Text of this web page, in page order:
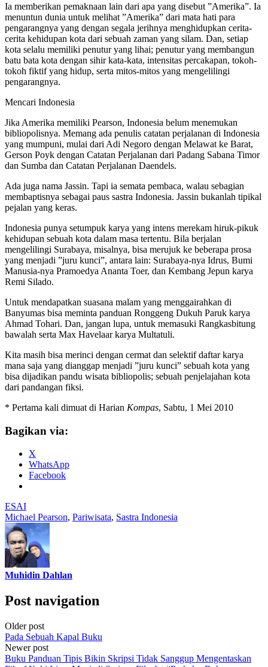
Ia memberikan pemaknaan lain dari apa yang disebut ”Amerika”. Ia
menuntun dunia untuk melihat ”Amerika” dari mata hati para
pengarangnya yang dengan segala jerihnya menghidupkan cerita-
cerita kehidupan kota dari sebuah zaman yang silam. Dan, setiap
kota selalu memiliki penutur yang lihai; penutur yang membangun
batu bata kota dengan sihir kata-kata, intensitas percakapan, tokoh-
tokoh fiktif yang hidup, serta mitos-mitos yang mengelilingi
pengarangnya.
Mencari Indonesia
Jika Amerika memiliki Pearson, Indonesia belum menemukan
bibliopolisnya. Memang ada penulis catatan perjalanan di Indonesia
yang mumpuni, mulai dari Adi Negoro dengan Melawat ke Barat,
Gerson Poyk dengan Catatan Perjalanan dari Padang Sabana Timor
dan Sumba dan Catatan Perjalanan Daendels.
Ada juga nama Jassin. Tapi ia semata pembaca, walau sebagian
membaptisnya sebagai paus sastra Indonesia. Jassin bukanlah tipikal
pejalan yang keras.
Indonesia punya setumpuk karya yang intens merekam hiruk-pikuk
kehidupan sebuah kota dalam masa tertentu. Bila berjalan
mengelilingi Surabaya, misalnya, bisa merujuk ke beberapa prosa
yang menjadi ”juru kunci”, antara lain: Surabaya-nya Idrus, Bumi
Manusia-nya Pramoedya Ananta Toer, dan Kembang Jepun karya
Remi Silado.
Untuk mendapatkan suasana malam yang menggairahkan di
Banyumas bisa meminta panduan Ronggeng Dukuh Paruk karya
Ahmad Tohari. Dan, jangan lupa, untuk memasuki Rangkasbitung
bawalah serta Max Havelaar karya Multatuli.
Kita masih bisa merinci dengan cermat dan selektif daftar karya
mana saja yang dianggap menjadi ”juru kunci” sebuah kota yang
bisa dijadikan pandu wisata bibliopolis; sebuah penjelajahan kota
dari pandangan fiksi.
* Pertama kali dimuat di Harian Kompas, Sabtu, 1 Mei 2010
Bagikan via:
X
WhatsApp
Facebook
ESAI
Michael Pearson, Pariwisata, Sastra Indonesia
Muhidin Dahlan
Post navigation
Older post
Pada Sebuah Kapal Buku
Newer post
Buku Panduan Tipis Bikin Skripsi Tidak Sanggup Mengentaskan